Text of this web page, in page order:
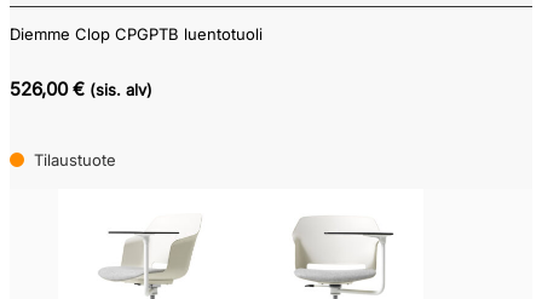
Näytä
Tarjouskori
Diemme Clop CPGPTB luentotuoli
526,00 € (sis. alv)
Tilaustuote